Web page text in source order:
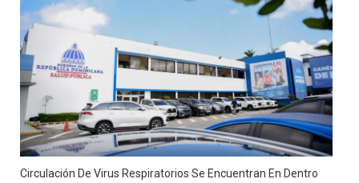
Circulación De Virus Respiratorios Se Encuentran En Dentro